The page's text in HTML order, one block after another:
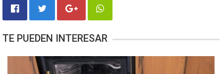
TE PUEDEN INTERESAR